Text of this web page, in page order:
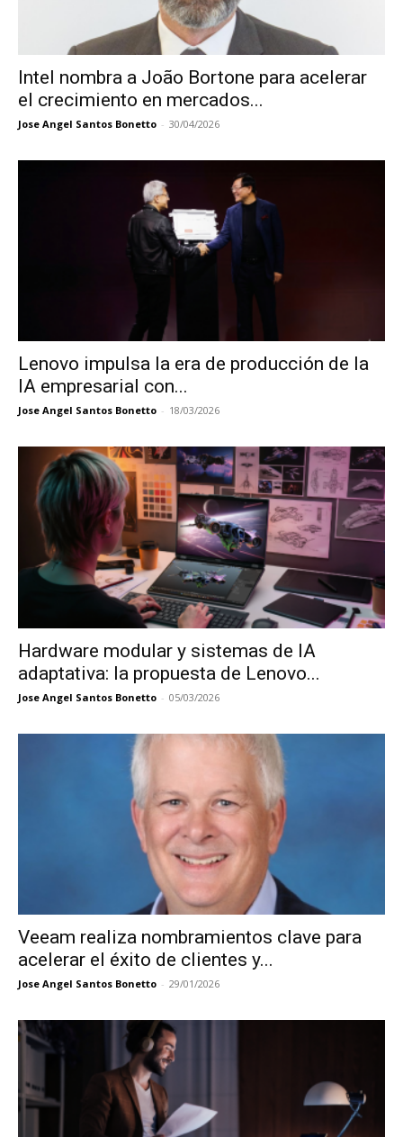
Intel nombra a João Bortone para acelerar
el crecimiento en mercados...
Jose Angel Santos Bonetto - 30/04/2026
Lenovo impulsa la era de producción de la
IA empresarial con...
Jose Angel Santos Bonetto - 18/03/2026
Hardware modular y sistemas de IA
adaptativa: la propuesta de Lenovo...
Jose Angel Santos Bonetto - 05/03/2026
Veeam realiza nombramientos clave para
acelerar el éxito de clientes y...
Jose Angel Santos Bonetto - 29/01/2026